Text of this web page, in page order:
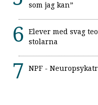
som jag kan”
Elever med svag
stolarna
NPF -